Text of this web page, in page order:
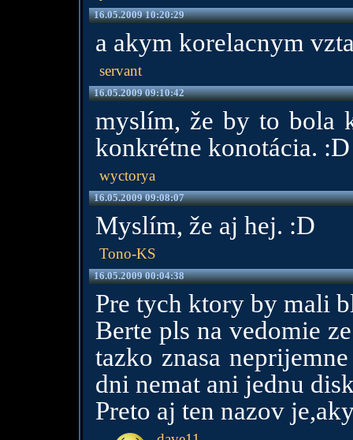
16.05.2009 10:20:29
a akym korelacnym
servant
16.05.2009 09:10:42
myslím, že by to bola
konkrétne konotácia. :D
wyctorya
16.05.2009 09:08:07
Myslím, že aj hej. :D
Tono-KS
16.05.2009 00:04:38
Pre tych ktory by mali
Berte pls na vedomie
tazko znasa
dni nemat ani jednu
Preto aj ten nazov